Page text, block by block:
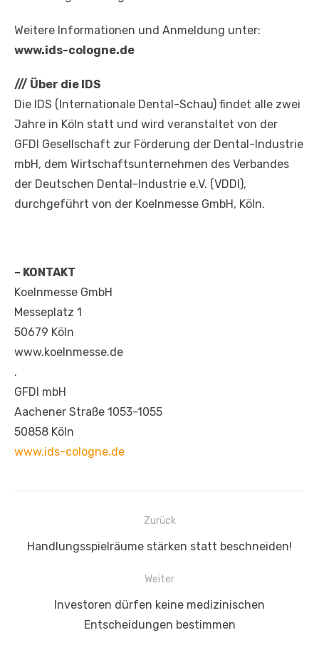
Weitere Informationen und Anmeldung unter:
www.ids-cologne.de
/// Über die IDS
Die IDS (Internationale Dental-Schau) findet alle zwei
Jahre in Köln statt und wird veranstaltet von der
GFDI Gesellschaft zur Förderung der Dental-Industrie
mbH, dem Wirtschaftsunternehmen des Verbandes
der Deutschen Dental-Industrie e.V. (VDDI),
durchgeführt von der Koelnmesse GmbH, Köln.
– KONTAKT
Koelnmesse GmbH
Messeplatz 1
50679 Köln
www.koelnmesse.de
.
GFDI mbH
Aachener Straße 1053-1055
50858 Köln
www.ids-cologne.de
Beitragsnavigation
Zurück
Vorheriger
Handlungsspielräume stärken statt beschneiden!
Weiter
NächsterInvestoren dürfen keine medizinischen
Entscheidungen bestimmen